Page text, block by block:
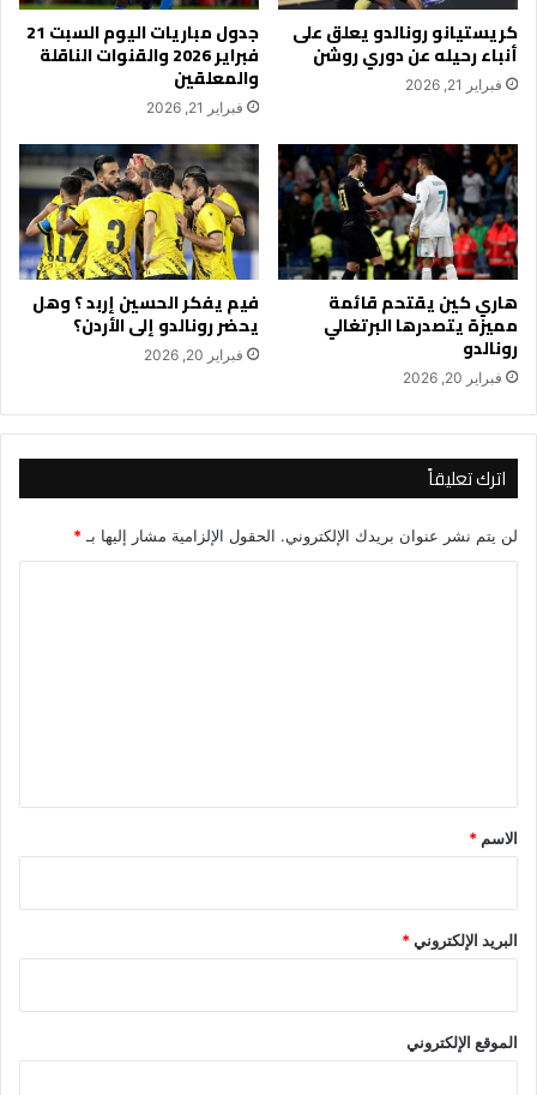
كريستيانو رونالدو يعلق على
أنباء رحيله عن دوري روشن
فبراير 21, 2026
جدول مباريات اليوم السبت 21
فبراير 2026 والقنوات الناقلة
والمعلقين
فبراير 21, 2026
هاري كين يقتحم قائمة
مميزة يتصدرها البرتغالي
رونالدو
فبراير 20, 2026
فيم يفكر الحسين إربد ؟ وهل
يحضر رونالدو إلى الأردن؟
فبراير 20, 2026
اترك تعليقاً
لن يتم نشر عنوان بريدك الإلكتروني. الحقول الإلزامية مشار إليها بـ *
*
الاسم *
البريد الإلكتروني*
الموقع الإلكتروني